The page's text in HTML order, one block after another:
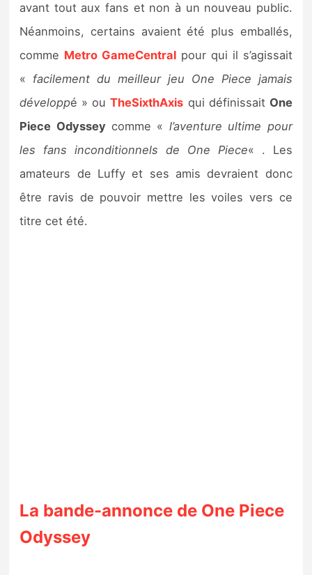
avant tout aux fans et non à un nouveau public.
Néanmoins, certains avaient été plus emballés,
comme Metro GameCentral pour qui il s’agissait
« facilement du meilleur jeu One Piece jamais
développé » ouTheSixthAxis qui définissait One
Piece Odysseycomme « l’aventure ultime pour
les fans inconditionnels de One Piece« . Les
amateurs de Luffy et ses amis devraient donc
être ravis de pouvoir mettre les voiles vers ce
titre cet été.
La bande-annonce de One Piece
Odyssey